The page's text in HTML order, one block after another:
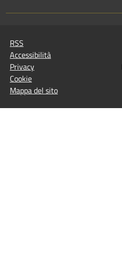
RSS
Accessibilità
Privacy
Cookie
Mappa del sito